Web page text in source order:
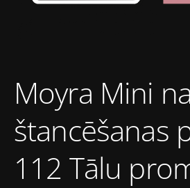
Moyra Mini
štancēšanas
112 Tālu